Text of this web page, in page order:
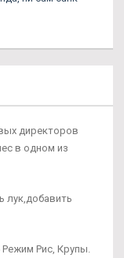
директоров
в одном из
лук,добавить
Режим Рис, Крупы.